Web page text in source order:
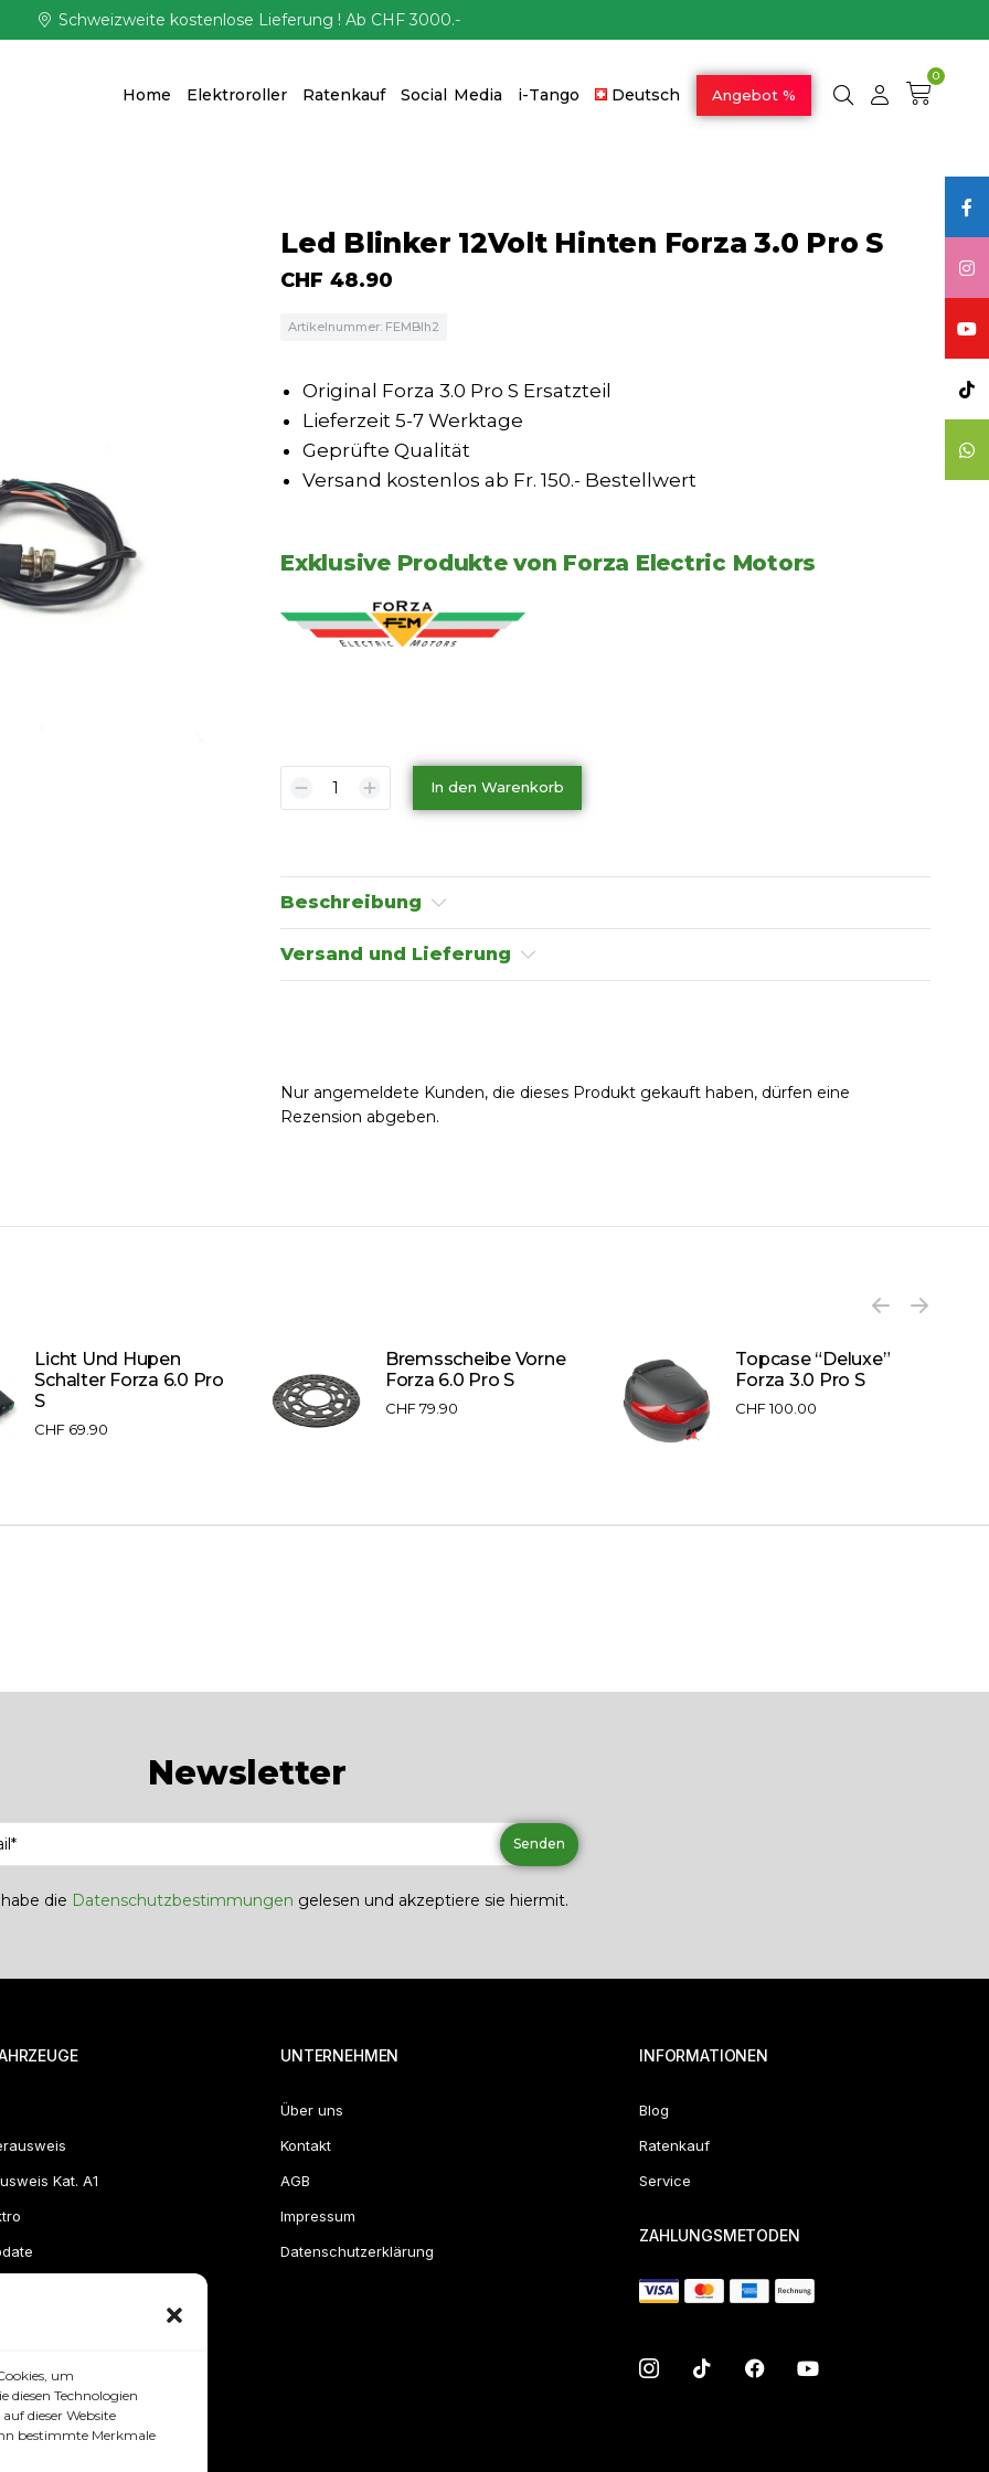
um
diesen Technologien
dieser Website
bestimmte Merkmale
Schweizweite kostenlose Lieferung ! Ab CHF 3000.-
Home Elektroroller Ratenkauf Social Media i-Tango Deutsch Angebot %
0
Led Blinker 12Volt Hinten Forza 3.0 Pro S
CHF 48.90
Artikelnummer: FEMBlh2
Original Forza 3.0 Pro S Ersatzteil
Lieferzeit 5-7 Werktage
Geprüfte Qualität
Versand kostenlos ab Fr. 150.- Bestellwert
Exklusive Produkte von Forza Electric Motors
In den Warenkorb
Beschreibung
Versand und Lieferung
Nur angemeldete Kunden, die dieses Produkt gekauft haben, dürfen eine
Rezension abgeben.
Licht Und Hupen
Schalter Forza 6.0 Pro
S
CHF 69.90
Bremsscheibe Vorne
Forza 6.0 Pro S
CHF79.90
Topcase “Deluxe”
Forza 3.0 Pro S
CHF100.00
Newsletter
die Datenschutzbestimmungen gelesen und akzeptiere sie hiermit.
Kat. A1
UNTERNEHMEN
Über uns
Kontakt
AGB
Impressum
Datenschutzerklärung
INFORMATIONEN
Blog
Ratenkauf
Service
ZAHLUNGSMETODEN